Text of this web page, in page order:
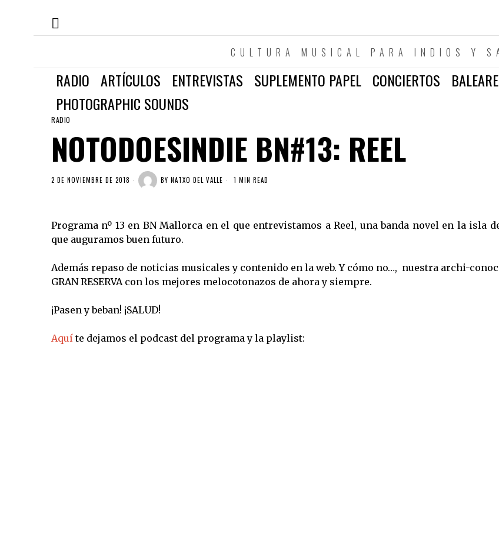
CULTURA MUSICAL PARA INDIOS Y
RADIO ARTÍCULOS ENTREVISTAS SUPLEMENTO PAPEL CONCIERTOS
PHOTOGRAPHIC SOUNDS
RADIO
NOTODOESINDIE BN#13: REEL
2 DE NOVIEMBRE DE 2018 BY NATXO DEL VALLE 1 MIN READ
Programa nº 13 en BN Mallorca en el que entrevistamos a Reel, una banda novel en la isla
que auguramos buen futuro.
Además repaso de noticias musicales y contenido en la web. Y cómo no…, nuestra archi-
GRAN RESERVA con los mejores melocotonazos de ahora y siempre.
¡Pasen y beban! ¡SALUD!
Aquíte dejamos el podcast del programa y la playlist: